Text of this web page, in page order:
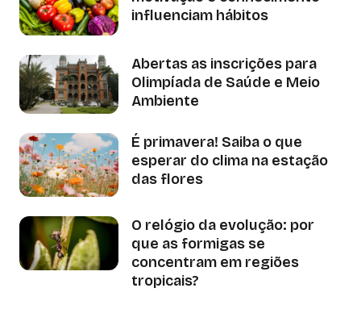
influenciam hábitos
Abertas as inscrições para
Olimpíada de Saúde e Meio
Ambiente
É primavera! Saiba o que
esperar do clima na estação
das flores
O relógio da evolução: por
que as formigas se
concentram em regiões
tropicais?